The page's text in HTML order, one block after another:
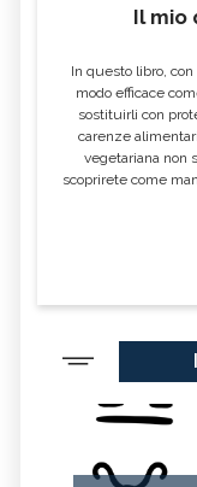
Il mio
In questo libro,
modo efficace
sostituirli con
carenze
vegetariana non
scoprirete come